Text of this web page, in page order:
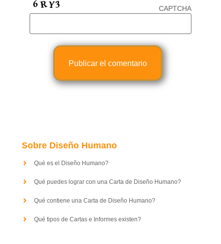
CAPTCHA
Sobre Diseño Humano
Qué es el Diseño Humano?
Qué puedes lograr con una Carta de Diseño Humano?
Qué contiene una Carta de Diseño Humano?
Qué tipos de Cartas e Informes existen?